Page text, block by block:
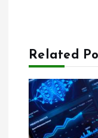
и
я
п
Related